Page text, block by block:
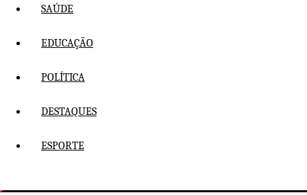
SAÚDE
EDUCAÇÃO
POLÍTICA
DESTAQUES
ESPORTE